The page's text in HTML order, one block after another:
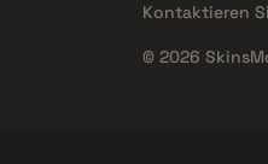
Kontaktieren
© 2026